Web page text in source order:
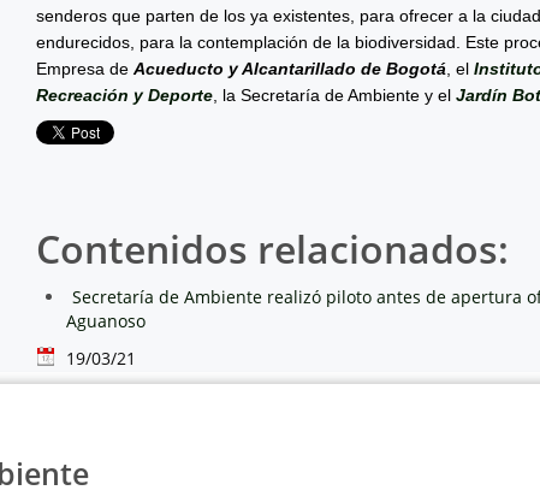
senderos que parten de los ya existentes, para ofrecer a la
endurecidos, para la contemplación de la biodiversidad. Este
Empresa de Acueducto y Alcantarillado de Bogotá, el
Recreación y Deporte, la Secretaría de Ambiente y el Jardín
Contenidos relacionados:
Secretaría de Ambiente realizó piloto antes de apertura
Aguanoso
19/03/21